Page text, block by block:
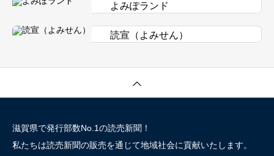
よみぽランド
読宣（よみせん）
滋賀県で発行部数No.1の読売新聞！
私たちは読売新聞の販売を通じて地域社会に貢献いたします。